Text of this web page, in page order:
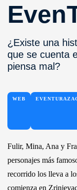
¿Existe una
que se cuenta
piensa mal?
WEB
Fulir, Mina, Ana y
personajes más
recorrido los lleva a
comienza en